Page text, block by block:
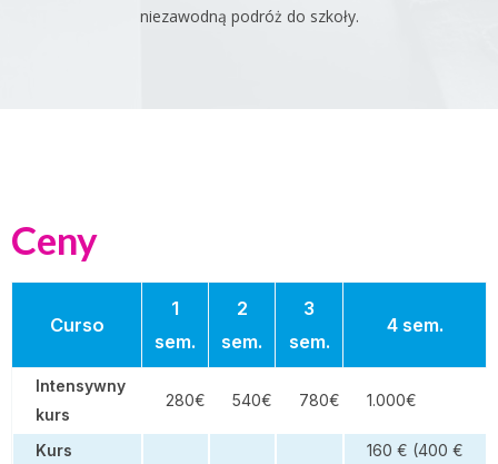
niezawodną podróż do szkoły.
Ceny
Curso
1
sem.
2
sem.
3
sem.
4 sem.
Intensywny
kurs
280€ 540€ 780€ 1.000€
Kurs
160 € (400 €